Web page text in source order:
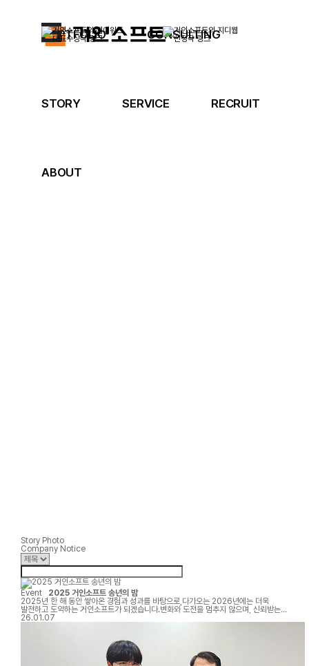
PORTFOLIO CONSULTING
STORY SERVICE RECRUIT
ABOUT
Story Photo
Company Notice
Event
2025 거인소프트 송년의 밤
2025년 한 해 동안 쌓아온 경험과 성과를 바탕으로,다가오는 2026년에는 더욱
발전하고 도약하는 거인소프트가 되겠습니다.변화와 도전을 멈추지 않으며, 신뢰받는
파트너로서 지속적인 성장을 이어가겠습니다.
26.01.07